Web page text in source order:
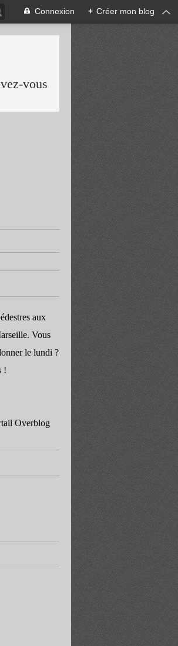
Connexion + Créer mon blog
vous
aux
Vous
le lundi ?
!
Overblog